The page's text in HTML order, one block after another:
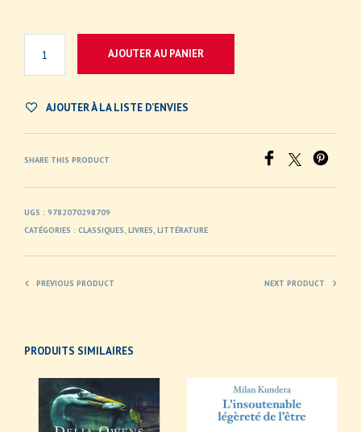
AJOUTER AU PANIER
AJOUTER À LA LISTE D’ENVIES
SHARE THIS PRODUCT
UGS : 9782070298709
CATÉGORIES : CLASSIQUES, LIVRES, LITTÉRATURE
PREVIOUS PRODUCT NEXT PRODUCT
PRODUITS SIMILAIRES